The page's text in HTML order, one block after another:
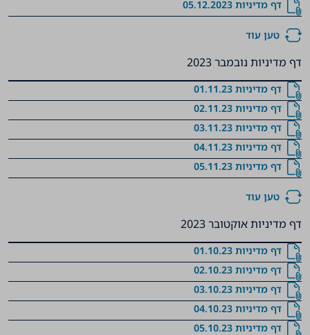
דף מדיניות 05.12.2023
טען עוד
דף מדיניות נובמבר 2023
דף מדיניות 01.11.23
דף מדיניות 02.11.23
דף מדיניות 03.11.23
דף מדיניות 04.11.23
דף מדיניות 05.11.23
טען עוד
דף מדיניות אוקטובר 2023
דף מדיניות 01.10.23
דף מדיניות 02.10.23
דף מדיניות 03.10.23
דף מדיניות 04.10.23
דף מדיניות 05.10.23